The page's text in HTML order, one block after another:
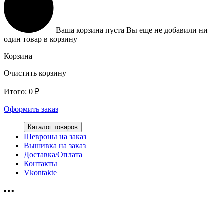
Ваша корзина пуста Вы еще не добавили ни
один товар в корзину
Корзина
Очистить корзину
Итого: 0 ₽
Оформить заказ
Каталог товаров
Шевроны на заказ
Вышивка на заказ
Доставка/Оплата
Контакты
Vkontakte